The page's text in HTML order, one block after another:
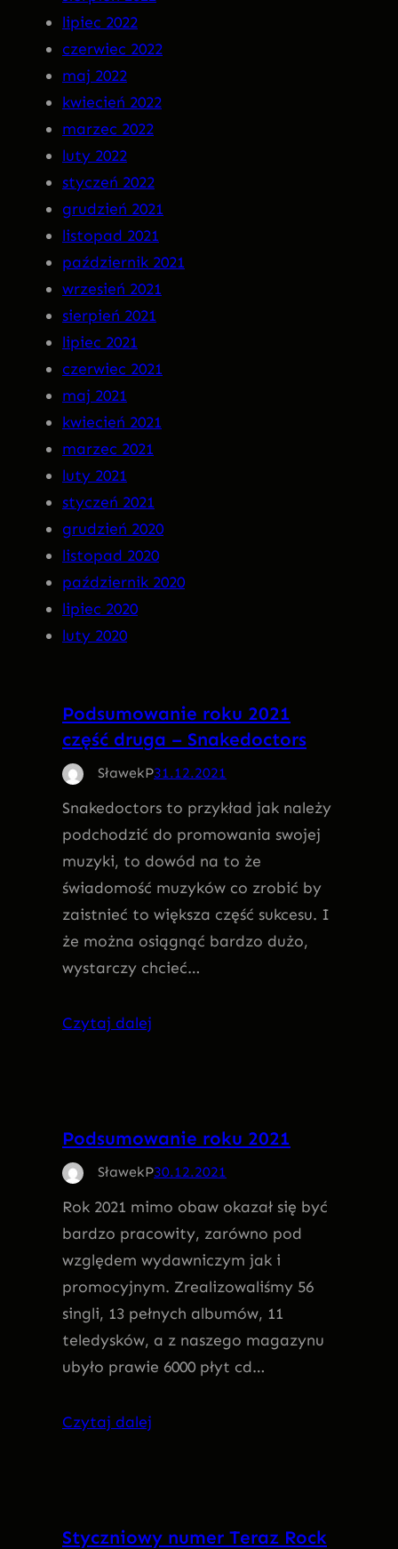
lipiec 2022
czerwiec 2022
maj 2022
kwiecień 2022
marzec 2022
luty 2022
styczeń 2022
grudzień 2021
listopad 2021
październik 2021
wrzesień 2021
sierpień 2021
lipiec 2021
czerwiec 2021
maj 2021
kwiecień 2021
marzec 2021
luty 2021
styczeń 2021
grudzień 2020
listopad 2020
październik 2020
lipiec 2020
luty 2020
Podsumowanie roku 2021
część druga – Snakedoctors
SławekP31.12.2021
Snakedoctors to przykład jak należy
podchodzić do promowania swojej
muzyki, to dowód na to że
świadomość muzyków co zrobić by
zaistnieć to większa część sukcesu. I
że można osiągnąć bardzo dużo,
wystarczy chcieć…
Czytaj dalej
Podsumowanie roku 2021
SławekP30.12.2021
Rok 2021 mimo obaw okazał się być
bardzo pracowity, zarówno pod
względem wydawniczym jak i
promocyjnym. Zrealizowaliśmy 56
singli, 13 pełnych albumów, 11
teledysków, a z naszego magazynu
ubyło prawie 6000 płyt cd…
Czytaj dalej
Styczniowy numer Teraz Rock